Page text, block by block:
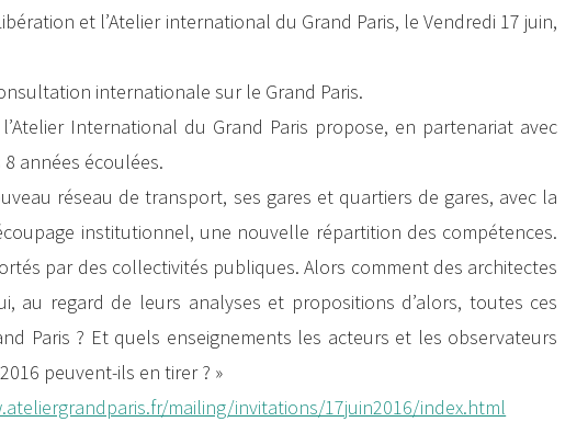
et l’Atelier international du Grand Paris, le Vendredi 17 juin,
internationale sur le Grand Paris.
International du Grand Paris propose, en partenariat avec
années écoulées.
réseau de transport, ses gares et quartiers de gares, avec la
institutionnel, une nouvelle répartition des compétences.
par des collectivités publiques. Alors comment des architectes
au regard de leurs analyses et propositions d’alors, toutes ces
Paris ? Et quels enseignements les acteurs et les observateurs
peuvent-ils en tirer ? »
mailing/invitations/17juin2016/index.html